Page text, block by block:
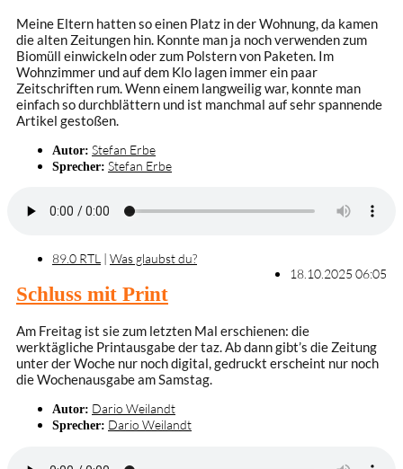
Meine Eltern hatten so einen Platz in der Wohnung, da kamen
die alten Zeitungen hin. Konnte man ja noch verwenden zum
Biomüll einwickeln oder zum Polstern von Paketen. Im
Wohnzimmer und auf dem Klo lagen immer ein paar
Zeitschriften rum. Wenn einem langweilig war, konnte man
einfach so durchblättern und ist manchmal auf sehr spannende
Artikel gestoßen.
Autor: Stefan Erbe
Sprecher: Stefan Erbe
89.0 RTL | Was glaubst du?
18.10.2025 06:05
Schluss mit Print
Am Freitag ist sie zum letzten Mal erschienen: die
werktägliche Printausgabe der taz. Ab dann gibt’s die Zeitung
unter der Woche nur noch digital, gedruckt erscheint nur noch
die Wochenausgabe am Samstag.
Autor: Dario Weilandt
Sprecher: Dario Weilandt